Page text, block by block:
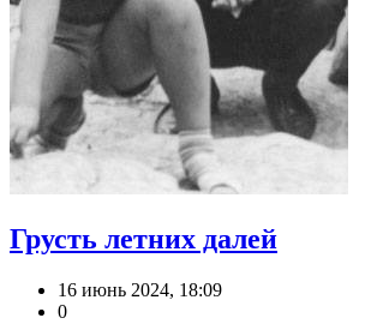
Грусть летних далей
16 июнь 2024, 18:09
0